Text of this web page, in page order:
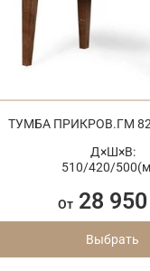
ТУМБА ПРИКРОВ.ГМ
Д×Ш×В:
510/420/
От28
Выбрать